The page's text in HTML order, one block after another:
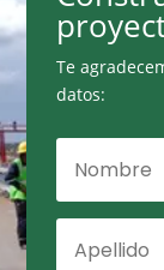
Te
datos: